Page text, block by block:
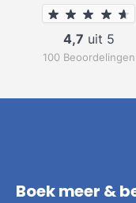
4,7 uit 5
100 Beoordelingen
Boek meer &